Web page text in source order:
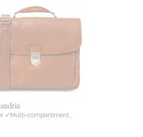
✓Multi-compartiment…